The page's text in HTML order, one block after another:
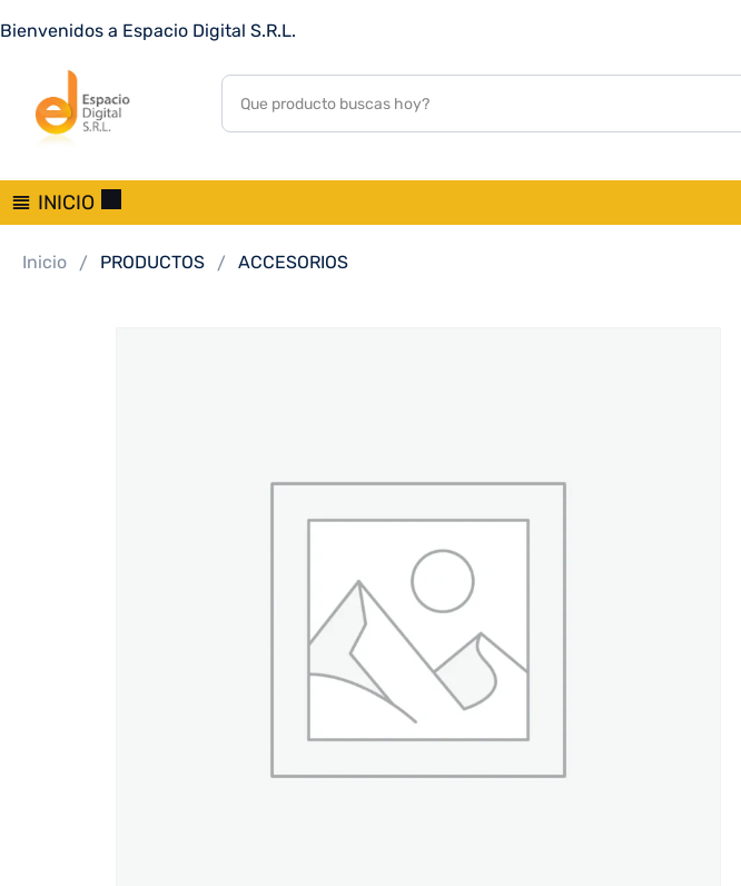
Bienvenidos a Espacio Digital S.R.L.
INICIO
Inicio PRODUCTOS ACCESORIOS
AURICULAR CON MICROFONO XIAOMI REDMI BUDS 6 LITE MIC%2FBT%2FNEGRO